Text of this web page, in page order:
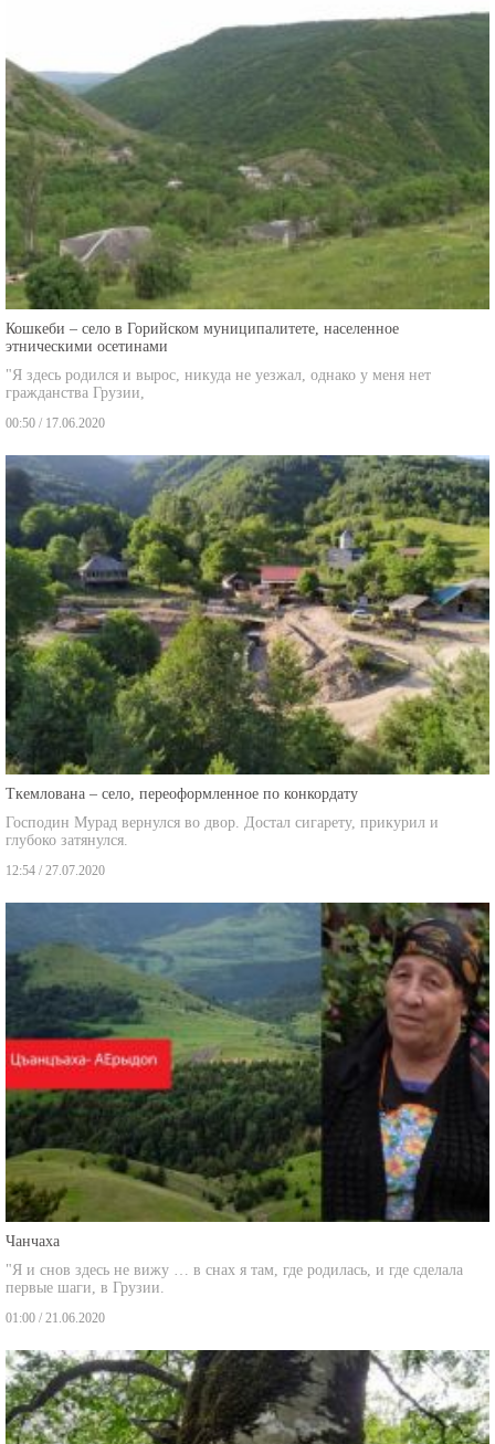
Кошкеби – село в Горийском муниципалитете, населенное
этническими осетинами
"Я здесь родился и вырос, никуда не уезжал, однако у меня нет
гражданства Грузии,
00:50 / 17.06.2020
Ткемлована – село, переоформленное по конкордату
Господин Мурад вернулся во двор. Достал сигарету, прикурил и
глубоко затянулся.
12:54 / 27.07.2020
Чанчаха
"Я и снов здесь не вижу … в снах я там, где родилась, и где сделала
первые шаги, в Грузии.
01:00 / 21.06.2020